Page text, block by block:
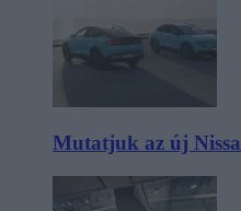
Mutatjuk az új